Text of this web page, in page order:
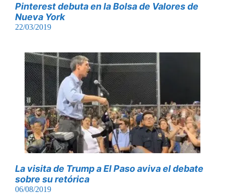
Pinterest debuta en la Bolsa de Valores de
Nueva York
22/03/2019
La visita de Trump a El Paso aviva el debate
sobre su retórica
06/08/2019